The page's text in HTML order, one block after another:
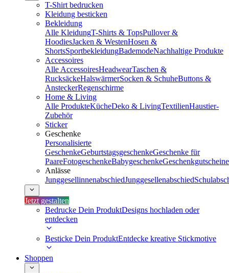
T-Shirt bedrucken
Kleidung besticken
Bekleidung
Alle KleidungT-Shirts & TopsPullover &
HoodiesJacken & WestenHosen &
ShortsSportbekleidungBademodeNachhaltige Produkte
Accessoires
Alle AccessoiresHeadwearTaschen &
RucksäckeHalswärmerSocken & SchuheButtons &
AnsteckerRegenschirme
Home & Living
Alle ProdukteKücheDeko & LivingTextilienHaustier-
Zubehör
Sticker
Geschenke
Personalisierte
GeschenkeGeburtstagsgeschenkeGeschenke für
PaareFotogeschenkeBabygeschenkeGeschenkgutscheine
Anlässe
JunggesellinnenabschiedJunggesellenabschied
Jetzt gestalten
Bedrucke Dein ProduktDesigns hochladen oder
entdecken
Besticke Dein ProduktEntdecke kreative Stickmotive
Shoppen